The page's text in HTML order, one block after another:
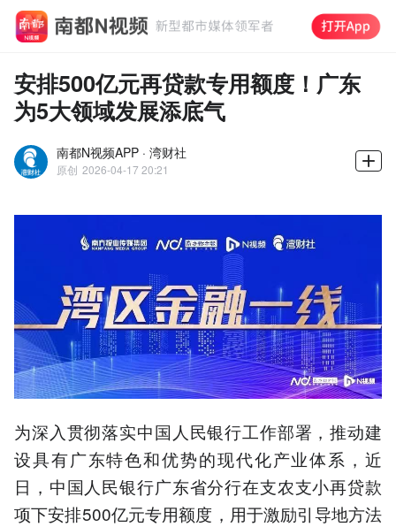
安排500亿元再贷款专用额度！广东
为5大领域发展添底气
南都N视频APP · 湾财社
原创 2026-04-17 20:21
为深入贯彻落实中国人民银行工作部署，推动建
设具有广东特色和优势的现代化产业体系，近
日，中国人民银行广东省分行在支农支小再贷款
项下安排500亿元专用额度，用于激励引导地方法